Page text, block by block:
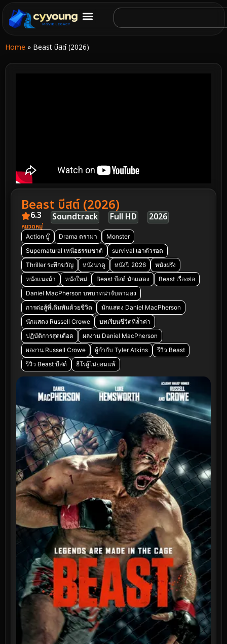
Home » Beast บีสต์ (2026)
Beast บีสต์ (2026)
6.3 Soundtrack Full HD 2026
หมวดหมู่
Action บู๊ Drama ดราม่า
Monster
Supernatural เหนือธรรมชาติ
survival เอาตัวรอด
Thriller ระทึกขวัญ
หนังน่าดู หนังปี 2026
หนังฝรั่ง
หนังแนะนำ
หนังใหม่ Beast บีสต์ นักแสดง
Beast เรื่องย่อ
Daniel MacPherson บทบาทน่าจับตามอง
การต่อสู้ที่เดิมพันด้วยชีวิต
นักแสดง Daniel MacPherson
นักแสดง Russell Crowe
บทเรียนชีวิตที่ล้ำค่า
ปฏิบัติการสุดเดือด
ผลงาน Daniel MacPherson
ผลงาน Russell Crowe
ผู้กำกับ Tyler Atkins
รีวิว Beast
รีวิว Beast บีสต์
ฮีโร่ผู้ไม่ยอมแพ้